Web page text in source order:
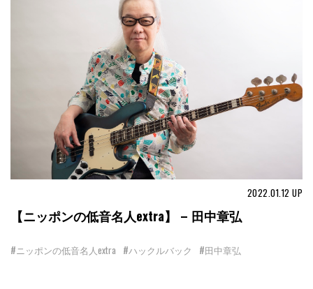
2022.01.12 UP
【ニッポンの低音名人extra】 – 田中章弘
#ニッポンの低音名人extra #ハックルバック #田中章弘